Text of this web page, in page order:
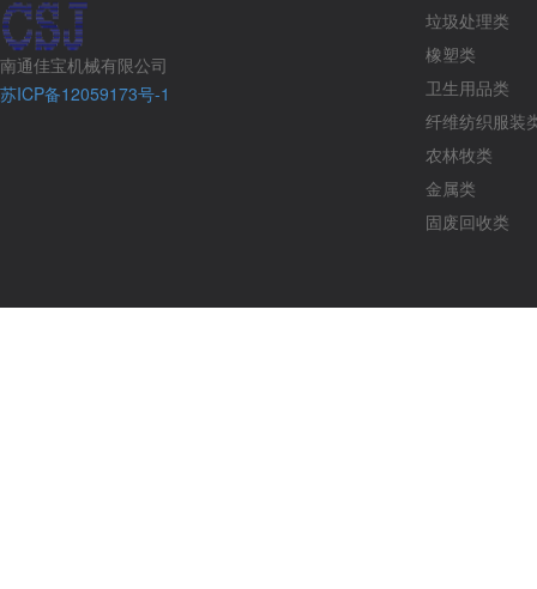
南通佳宝机械有限公司
苏ICP备12059173号-1
垃圾处理类
橡塑类
卫生用品类
纤维纺织服装
农林牧类
金属类
固废回收类